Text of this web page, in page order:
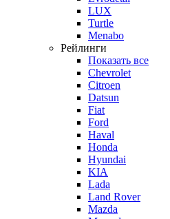
LUX
Turtle
Menabo
Рейлинги
Показать все
Chevrolet
Citroen
Datsun
Fiat
Ford
Haval
Honda
Hyundai
KIA
Lada
Land Rover
Mazda